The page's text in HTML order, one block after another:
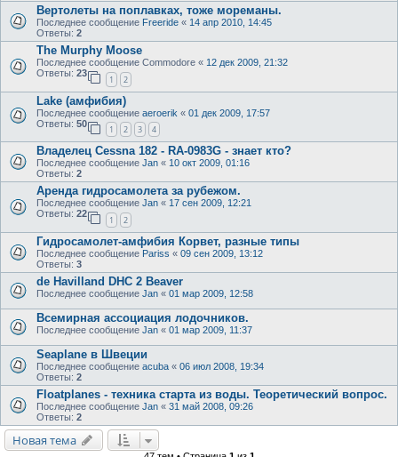
Вертолеты на поплавках, тоже мореманы.
Последнее сообщение Freeride « 14 апр 2010, 14:45
Ответы: 2
The Murphy Moose
Последнее сообщение Commodore « 12 дек 2009, 21:32
Ответы: 23
1 2
Lake (амфибия)
Последнее сообщение aeroerik « 01 дек 2009, 17:57
Ответы: 50
1 2 3 4
Владелец Сessna 182 - RA-0983G - знает кто?
Последнее сообщение Jan « 10 окт 2009, 01:16
Ответы: 2
Аренда гидросамолета за рубежом.
Последнее сообщение Jan « 17 сен 2009, 12:21
Ответы: 22
1 2
Гидросамолет-амфибия Корвет, разные типы
Последнее сообщение Pariss « 09 сен 2009, 13:12
Ответы: 3
de Havilland DHC 2 Beaver
Последнее сообщение Jan « 01 мар 2009, 12:58
Всемирная ассоциация лодочников.
Последнее сообщение Jan « 01 мар 2009, 11:37
Seaplane в Швеции
Последнее сообщение acuba « 06 июл 2008, 19:34
Ответы: 2
Floatplanes - техника старта из воды. Теоретический вопрос.
Последнее сообщение Jan « 31 май 2008, 09:26
Ответы: 2
Новая тема